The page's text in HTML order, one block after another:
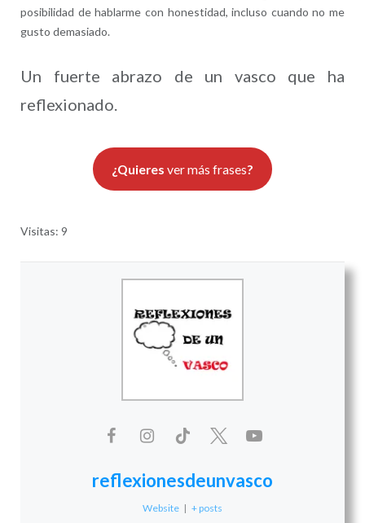
posibilidad de hablarme con honestidad, incluso cuando no me
gusto demasiado.
Un fuerte abrazo de un vasco que ha
reflexionado.
¿Quieres ver más frases?
Visitas: 9
reflexionesdeunvasco
Website | + posts